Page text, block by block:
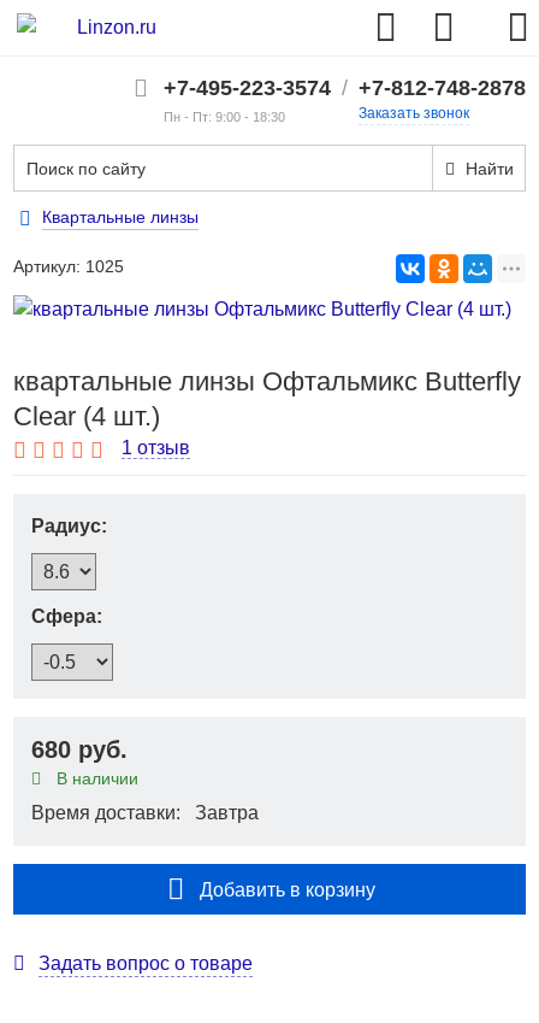
+7-495-223-3574
Пн - Пт: 9:00 - 18:30
/ +7-812-748-2878
Заказать звонок
Найти
Квартальные линзы
Артикул: 1025
квартальные линзы Офтальмикс Butterfly
Clear (4 шт.)
1 отзыв
Радиус:
Сфера:
680 руб.
В наличии
Время доставки: Завтра
Добавить в корзину
Задать вопрос о товаре